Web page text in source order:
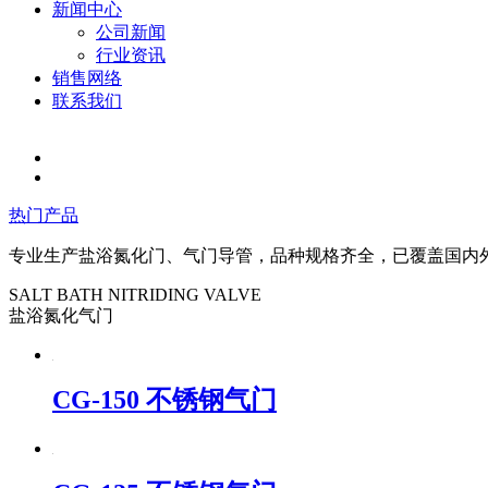
新闻中心
公司新闻
行业资讯
销售网络
联系我们
热门产品
专业生产盐浴氮化门、气门导管，品种规格齐全，已覆盖国内
SALT BATH NITRIDING VALVE
盐浴氮化气门
CG-150 不锈钢气门